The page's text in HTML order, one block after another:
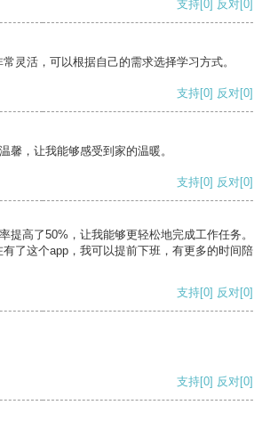
支持 [0] 反对 [0]
灵活，可以根据自己的需求选择学习方式。
支持[0] 反对[0]
馨，让我能够感受到家的温暖。
支持[0] 反对[0]
提高了50%，让我能够更轻松地完成工作任务。
了这个app，我可以提前下班，有更多的时间陪
支持[0] 反对[0]
支持[0] 反对[0]